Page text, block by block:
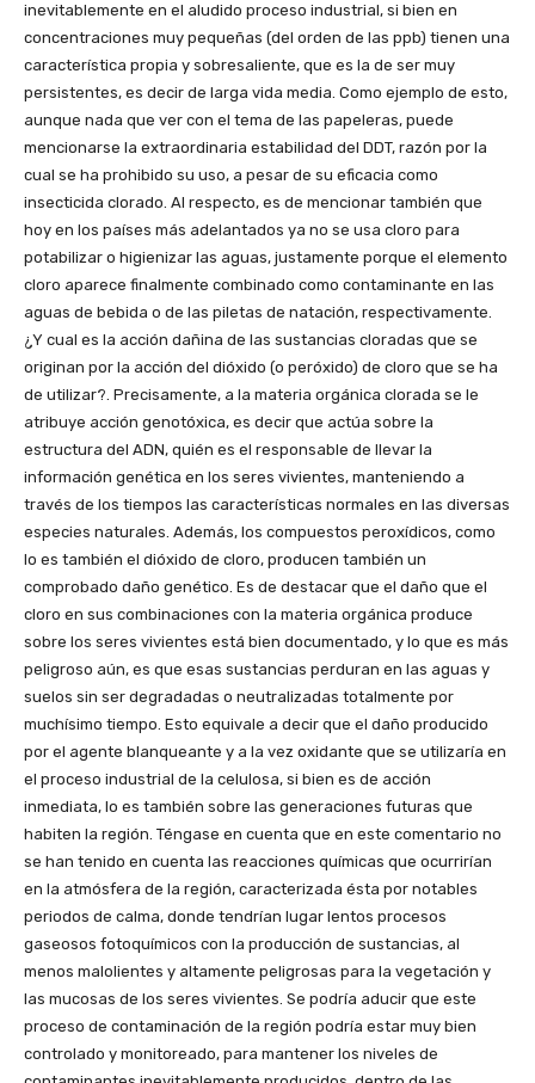
inevitablemente en el aludido proceso industrial, si bien en
concentraciones muy pequeñas (del orden de las ppb) tienen una
característica propia y sobresaliente, que es la de ser muy
persistentes, es decir de larga vida media. Como ejemplo de esto,
aunque nada que ver con el tema de las papeleras, puede
mencionarse la extraordinaria estabilidad del DDT, razón por la
cual se ha prohibido su uso, a pesar de su eficacia como
insecticida clorado. Al respecto, es de mencionar también que
hoy en los países más adelantados ya no se usa cloro para
potabilizar o higienizar las aguas, justamente porque el elemento
cloro aparece finalmente combinado como contaminante en las
aguas de bebida o de las piletas de natación, respectivamente.
¿Y cual es la acción dañina de las sustancias cloradas que se
originan por la acción del dióxido (o peróxido) de cloro que se ha
de utilizar?. Precisamente, a la materia orgánica clorada se le
atribuye acción genotóxica, es decir que actúa sobre la
estructura del ADN, quién es el responsable de llevar la
información genética en los seres vivientes, manteniendo a
través de los tiempos las características normales en las diversas
especies naturales. Además, los compuestos peroxídicos, como
lo es también el dióxido de cloro, producen también un
comprobado daño genético. Es de destacar que el daño que el
cloro en sus combinaciones con la materia orgánica produce
sobre los seres vivientes está bien documentado, y lo que es más
peligroso aún, es que esas sustancias perduran en las aguas y
suelos sin ser degradadas o neutralizadas totalmente por
muchísimo tiempo. Esto equivale a decir que el daño producido
por el agente blanqueante y a la vez oxidante que se utilizaría en
el proceso industrial de la celulosa, si bien es de acción
inmediata, lo es también sobre las generaciones futuras que
habiten la región. Téngase en cuenta que en este comentario no
se han tenido en cuenta las reacciones químicas que ocurrirían
en la atmósfera de la región, caracterizada ésta por notables
periodos de calma, donde tendrían lugar lentos procesos
gaseosos fotoquímicos con la producción de sustancias, al
menos malolientes y altamente peligrosas para la vegetación y
las mucosas de los seres vivientes. Se podría aducir que este
proceso de contaminación de la región podría estar muy bien
controlado y monitoreado, para mantener los niveles de